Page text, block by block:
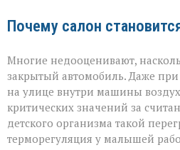
Почему салон
Многие недооценивают,
закрытый автомобиль. Даже
на улице внутри машины
критических значений за
детского организма такой
терморегуляция у малышей